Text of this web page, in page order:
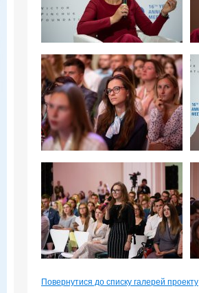
Повернутися до списку галерей проекту